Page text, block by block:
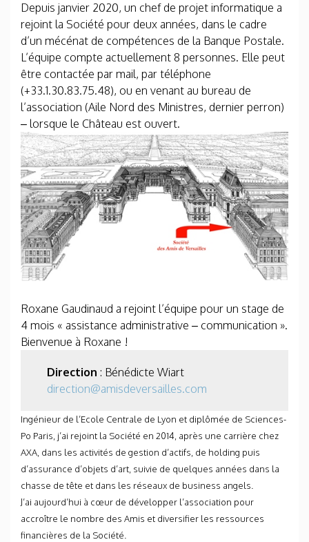
Depuis janvier 2020, un chef de projet informatique a
rejoint la Société pour deux années, dans le cadre
d’un mécénat de compétences de la Banque Postale.
L’équipe compte actuellement 8 personnes. Elle peut
être contactée par mail, par téléphone
(+33.1.30.83.75.48), ou en venant au bureau de
l’association (Aile Nord des Ministres, dernier perron)
– lorsque le Château est ouvert.
Roxane Gaudinaud a rejoint l’équipe pour un stage de
4 mois « assistance administrative – communication ».
Bienvenue à Roxane !
Direction : Bénédicte Wiart
direction@amisdeversailles.com
Ingénieur de l’Ecole Centrale de Lyon et diplômée de Sciences-
Po Paris, j’ai rejoint la Société en 2014, après une carrière chez
AXA, dans les activités de gestion d’actifs, de holding puis
d’assurance d’objets d’art, suivie de quelques années dans la
chasse de tête et dans les réseaux de business angels.
J’ai aujourd’hui à cœur de développer l’association pour
accroître le nombre des Amis et diversifier les ressources
financières de la Société.